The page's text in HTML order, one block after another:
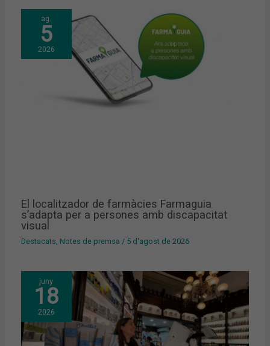
ag.
5
2026
El localitzador de farmàcies Farmaguia
s’adapta per a persones amb discapacitat
visual
Destacats Notes de premsa / 5 d'agost de 2026
juny
18
2026